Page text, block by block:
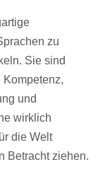
zu
Sie sind
und
wirklich
die Welt
Betracht ziehen.